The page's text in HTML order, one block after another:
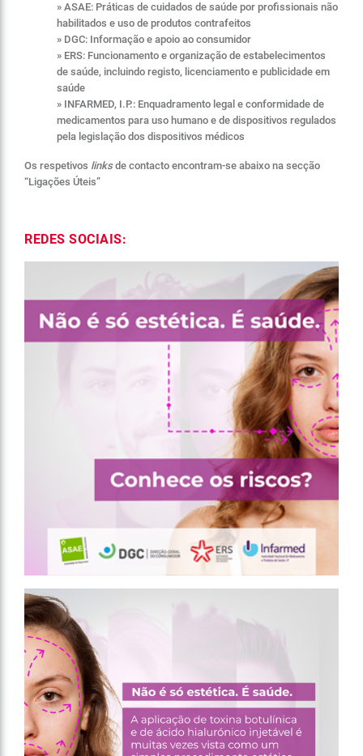
» ASAE: Práticas de cuidados de saúde por profissionais não
habilitados e uso de produtos contrafeitos
» DGC: Informação e apoio ao consumidor
» ERS: Funcionamento e organização de estabelecimentos
de saúde, incluindo registo, licenciamento e publicidade em
saúde
» INFARMED, I.P.: Enquadramento legal e conformidade de
medicamentos para uso humano e de dispositivos regulados
pela legislação dos dispositivos médicos
Os respetivos linksde contacto encontram-se abaixo na secção
“Ligações Úteis”
REDES SOCIAIS: